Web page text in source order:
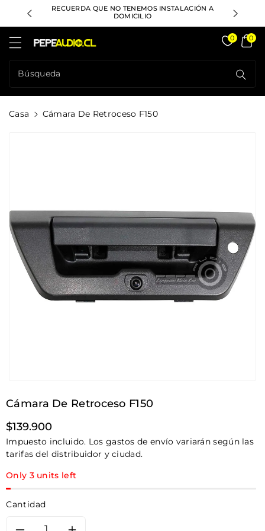
RECUERDA QUE NO TENEMOS INSTALACIÓN A
DOMICILIO
Búsqueda
0 0
Casa Cámara De Retroceso F150
Cámara De Retroceso F150
Precio
habitual
$139.900
Impuesto incluido. Los gastos de envío variarán según las
tarifas del distribuidor y ciudad.
Only 3 units left
Cantidad